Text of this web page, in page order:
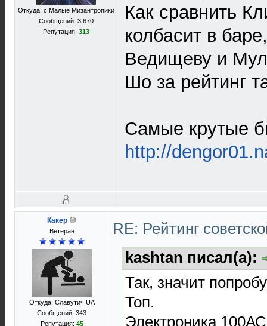
Откуда: с.Малые Мизантропики
Сообщений: 3 670
Репутация: 313
Как сравнить
колбасит в
Ведищеву и
Шо за рейтинг
Самые крутые
http://
Какер
Ветеран
Откуда: Славутич UA
Сообщений: 343
Репутация: 45
RE: Рейтинг
kashtan писал(а):
Так, значит
Топ.
Электроника